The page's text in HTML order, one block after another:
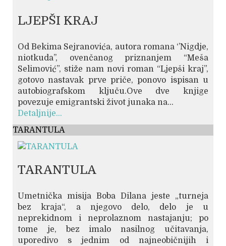
LJEPŠI KRAJ
Od Bekima Sejranovića, autora romana ‘’Nigdje,
niotkuda’’, ovenčanog priznanjem “Meša
Selimović”, stiže nam novi roman “Ljepši kraj”,
gotovo nastavak prve priče, ponovo ispisan u
autobiografskom ključu.Ove dve knjige
povezuje emigrantski život junaka na...
Detaljnije...
TARANTULA
TARANTULA
Umetnička misija Boba Dilana jeste „turneja
bez kraja“, a njegovo delo, delo je u
neprekidnom i neprolaznom nastajanju; po
tome je, bez imalo nasilnog učitavanja,
uporedivo s jednim od najneobičnijih i